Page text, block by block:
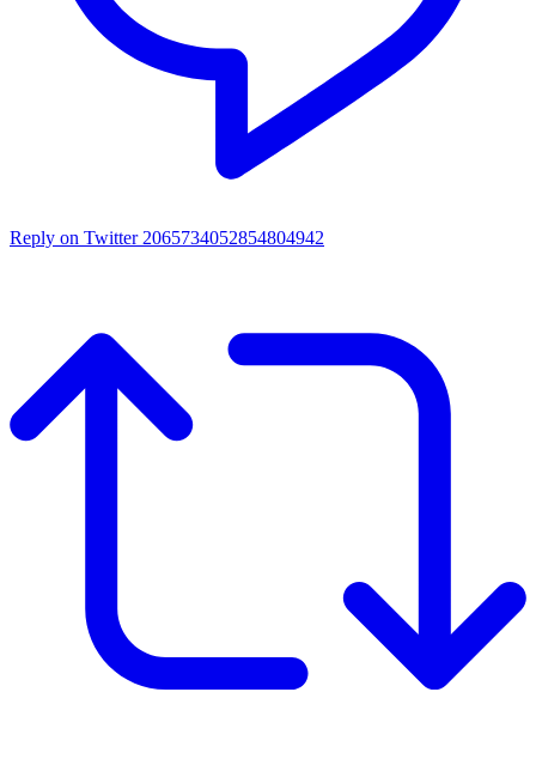
Reply on Twitter 2065734052854804942